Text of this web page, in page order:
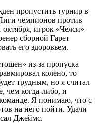
пропустить турнир в
чемпионов против
игрок «Челси»
сборной Гарет
его здоровьем.
из-за пропуска
колено, то
трудным, но я считал
чем когда-либо, и
Я понимаю, что с
на него пойти. Удачи
Джеймс.